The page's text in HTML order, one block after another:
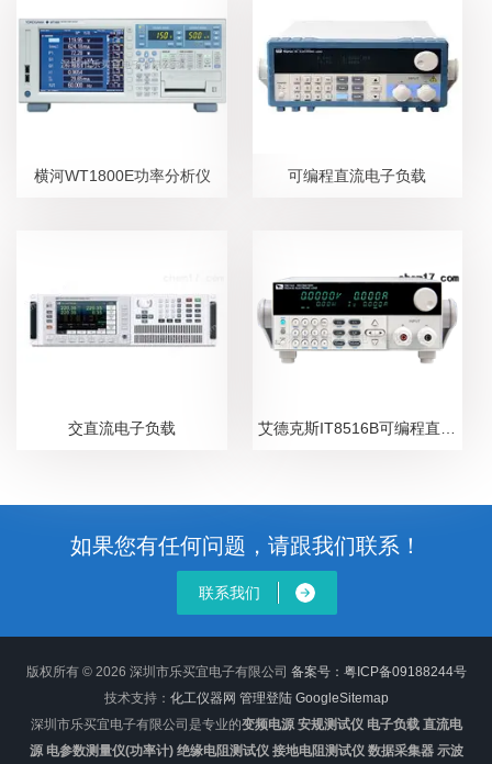
横河WT1800E功率分析仪 可编程直流电子负载
交直流电子负载
如果您有任何问题，请跟我们联系！
联系我们
版权所有 © 2026 深圳市乐买宜电子有限公司 备案号：粤ICP备09188244号
技术支持： 化工仪器网 管理登陆 GoogleSitemap
深圳市乐买宜电子有限公司是专业的变频电源 安规测试仪 电子负载 直流电
源 电参数测量仪(功率计) 绝缘电阻测试仪 接地电阻测试仪 数据采集器 示波